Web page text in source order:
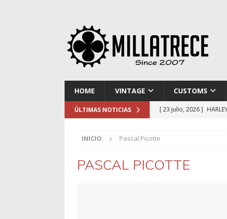
HOME VINTAGE CUSTOMS
ÚLTIMAS NOTICIAS [ 23 julio, 2026 ]
[ 9 julio, 2026 ]
[ 2 julio, 2026 ]
INICIO Pascal Picotte
PASCAL PICOTTE